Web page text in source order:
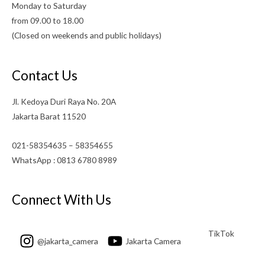
Monday to Saturday
from 09.00 to 18.00
(Closed on weekends and public holidays)
Contact Us
Jl. Kedoya Duri Raya No. 20A
Jakarta Barat 11520
021-58354635 – 58354655
WhatsApp : 0813 6780 8989
Connect With Us
@jakarta_camera Jakarta Camera
TikTok